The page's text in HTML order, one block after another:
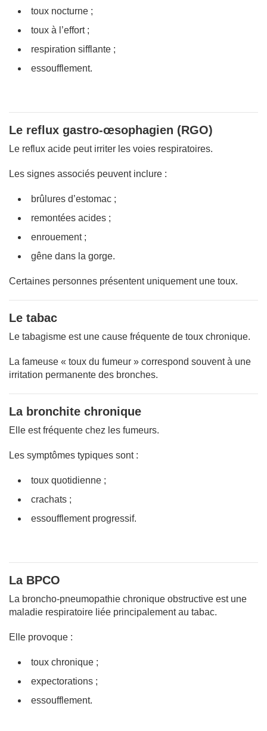
toux nocturne ;
toux à l’effort ;
respiration sifflante ;
essoufflement.
Le reflux gastro-œsophagien (RGO)
Le reflux acide peut irriter les voies respiratoires.
Les signes associés peuvent inclure :
brûlures d’estomac ;
remontées acides ;
enrouement ;
gêne dans la gorge.
Certaines personnes présentent uniquement une toux.
Le tabac
Le tabagisme est une cause fréquente de toux chronique.
La fameuse « toux du fumeur » correspond souvent à une
irritation permanente des bronches.
La bronchite chronique
Elle est fréquente chez les fumeurs.
Les symptômes typiques sont :
toux quotidienne ;
crachats ;
essoufflement progressif.
La BPCO
La broncho-pneumopathie chronique obstructive est une
maladie respiratoire liée principalement au tabac.
Elle provoque :
toux chronique ;
expectorations ;
essoufflement.